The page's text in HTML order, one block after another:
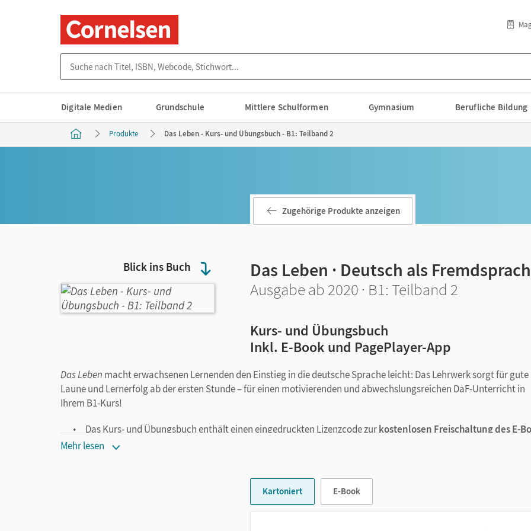
Digitale Medien Grundschule Mittlere Schulformen Gymnasium Berufliche Bildung
Produkte Das Leben - Kurs- und Übungsbuch - B1: Teilband 2
Blick ins Buch
Zugehörige Produkte anzeigen
Das Leben · Deutsch als
Ausgabe ab 2020 · B1: Teilband 2
Kurs- und Übungsbuch
Inkl. E-Book und PagePlayer-App
Das Leben macht erwachsenen Lernenden den Einstieg in die deutsche Sprache leicht: Das Lehrwerk sorgt für gute
Laune und Lernerfolg ab der ersten Stunde – für einen motivierenden und abwechslungsreichen DaF-Unterricht in
Ihrem B1-Kurs!
Das Kurs- und Übungsbuch enthält einen eingedruckten Lizenzcode zurkostenlosen Freischaltungdes E-
und der interaktiven Übungen auf mein.cornelsen.de. Die Medien lassen sich über Klickstellen an der Buchseite
abspielen oder in denWebcodesauf cornelsen.de/codes streamen und
Mehr lesen
Kartoniert E-Book